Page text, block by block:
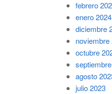
febrero
enero 2024
diciembre
noviembre
octubre
agosto
julio 2023